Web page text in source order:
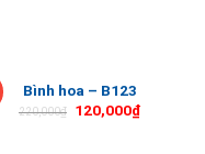
Bình hoa – B123
220,000₫ 120,000₫